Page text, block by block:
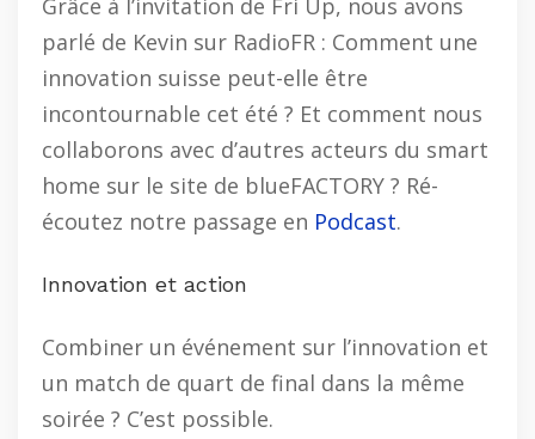
Grâce à l’invitation de Fri Up, nous avons
parlé de Kevin sur RadioFR : Comment une
innovation suisse peut-elle être
incontournable cet été ? Et comment nous
collaborons avec d’autres acteurs du smart
home sur le site de blueFACTORY ? Ré-
écoutez notre passage en Podcast.
Innovation et action
Combiner un événement sur l’innovation et
un match de quart de final dans la même
soirée ? C’est possible.